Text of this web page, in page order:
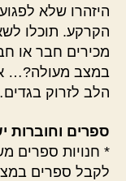
היזהרו שלא
הקרקע. תוכלו
מכירים חבר או
במצב מעולה?…
הלב לזרוק
ספרים וחוברות
* חנויות ספרים
לקבל ספרים